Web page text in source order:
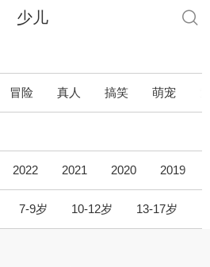
少儿
冒险 真人 搞笑 萌宠
2022 2021 2020 2019
7-9岁 10-12岁 13-17岁